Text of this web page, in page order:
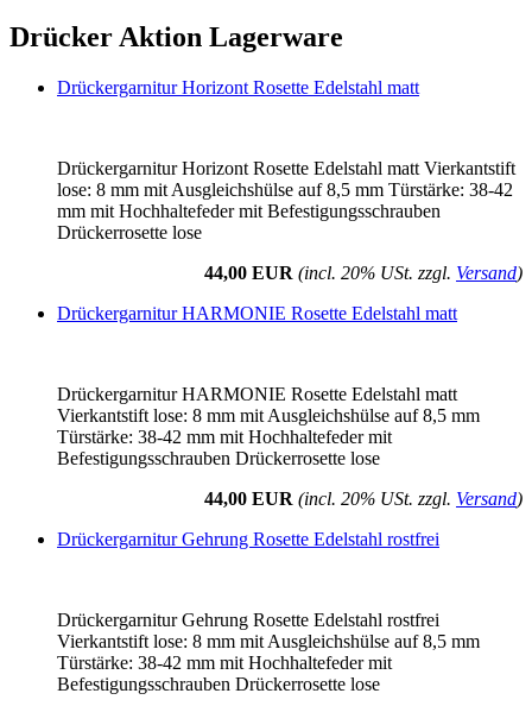
Drücker Aktion Lagerware
Drückergarnitur Horizont Rosette Edelstahl matt
Drückergarnitur Horizont Rosette Edelstahl matt Vierkantstift
lose: 8 mm mit Ausgleichshülse auf 8,5 mm Türstärke: 38-42
mm mit Hochhaltefeder mit Befestigungsschrauben
Drückerrosette lose
44,00 EUR (incl. 20% USt. zzgl. Versand)
Drückergarnitur HARMONIE Rosette Edelstahl matt
Drückergarnitur HARMONIE Rosette Edelstahl matt
Vierkantstift lose: 8 mm mit Ausgleichshülse auf 8,5 mm
Türstärke: 38-42 mm mit Hochhaltefeder mit
Befestigungsschrauben Drückerrosette lose
44,00 EUR (incl. 20% USt. zzgl. Versand)
Drückergarnitur Gehrung Rosette Edelstahl rostfrei
Drückergarnitur Gehrung Rosette Edelstahl rostfrei
Vierkantstift lose: 8 mm mit Ausgleichshülse auf 8,5 mm
Türstärke: 38-42 mm mit Hochhaltefeder mit
Befestigungsschrauben Drückerrosette lose